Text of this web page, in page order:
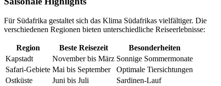
Für Südafrika gestaltet sich das Klima Südafrikas vielfältiger. Die
verschiedenen Regionen bieten unterschiedliche Reiseerlebnisse:
Region Beste Reisezeit
Besonderheiten
Kapstadt
November bis März Sonnige Sommermonate
Safari-Gebiete Mai bis September
Optimale Tiersichtungen
Ostküste
Juni bis Juli Sardinen-Lauf